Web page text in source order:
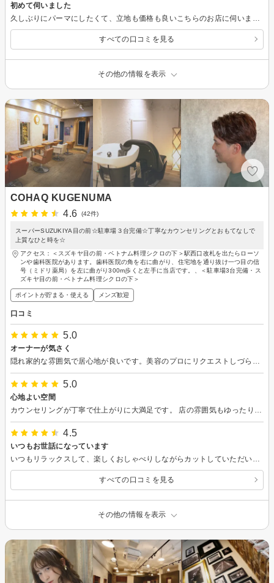
初めて伺いました
すべての口コミを見る
その他の情報を表示
COHAQ KUGENUMA
4.6
(42件)
スーパーSUZUKIYA目の前☆駐車場３台完備☆丁寧なカウンセリングとおもてなしで
上質なひと時を☆
アクセス：＜スズキヤ目の前・ベトナム料理シクロの下＞駅西口改札を出たらローソ
ンや歯科医院があります。歯科医院の角を右に曲がり、住宅地を通り抜け一つ目の信
号（ミドリ薬局）を左に曲がり300m歩くと左手に当店です。、＜駐車場3台完備・ス
ズキヤ目の前・ベトナム料理シクロの下＞
ポイントが貯まる・使える メンズ歓迎
口コミ
5.0
オーナーが気さく
5.0
心地よい空間
4.5
いつもお世話になっています
すべての口コミを見る
その他の情報を表示